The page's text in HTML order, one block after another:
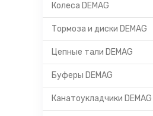
Колеса DEMAG
Тормоза и диски DEMAG
Цепные тали DEMAG
Буферы DEMAG
Канатоукладчики DEMAG